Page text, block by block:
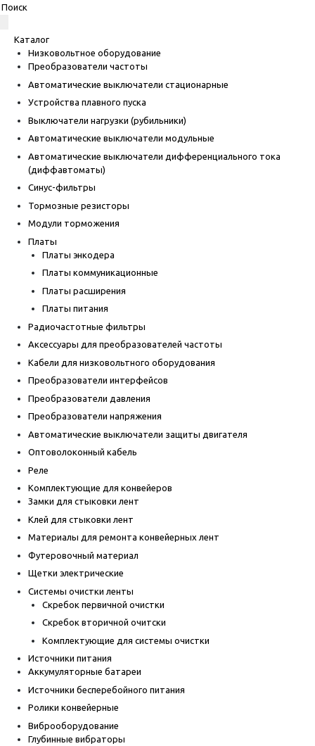
Каталог
Низковольтное оборудование
Преобразователи частоты
Автоматические выключатели стационарные
Устройства плавного пуска
Выключатели нагрузки (рубильники)
Автоматические выключатели модульные
Автоматические выключатели дифференциального тока
(диффавтоматы)
Синус-фильтры
Тормозные резисторы
Модули торможения
Платы
Платы энкодера
Платы коммуникационные
Платы расширения
Платы питания
Радиочастотные фильтры
Аксессуары для преобразователей частоты
Кабели для низковольтного оборудования
Преобразователи интерфейсов
Преобразователи давления
Преобразователи напряжения
Автоматические выключатели защиты двигателя
Оптоволоконный кабель
Реле
Комплектующие для конвейеров
Замки для стыковки лент
Клей для стыковки лент
Материалы для ремонта конвейерных лент
Футеровочный материал
Щетки электрические
Системы очистки ленты
Скребок первичной очистки
Скребок вторичной очитски
Комплектующие для системы очистки
Источники питания
Аккумуляторные батареи
Источники бесперебойного питания
Ролики конвейерные
Виброоборудование
Глубинные вибраторы